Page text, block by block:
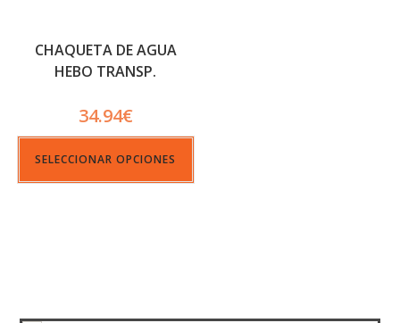
CHAQUETA DE AGUA
HEBO TRANSP.
34.94€
SELECCIONAR OPCIONES